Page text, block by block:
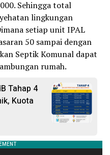
Sehingga total
lingkungan
setiap unit IPAL
50 sampai dengan
Septik Komunal dapat
rumah.
Tahap 4
Kuota